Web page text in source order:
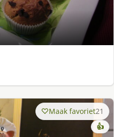
Maak favoriet21
👍